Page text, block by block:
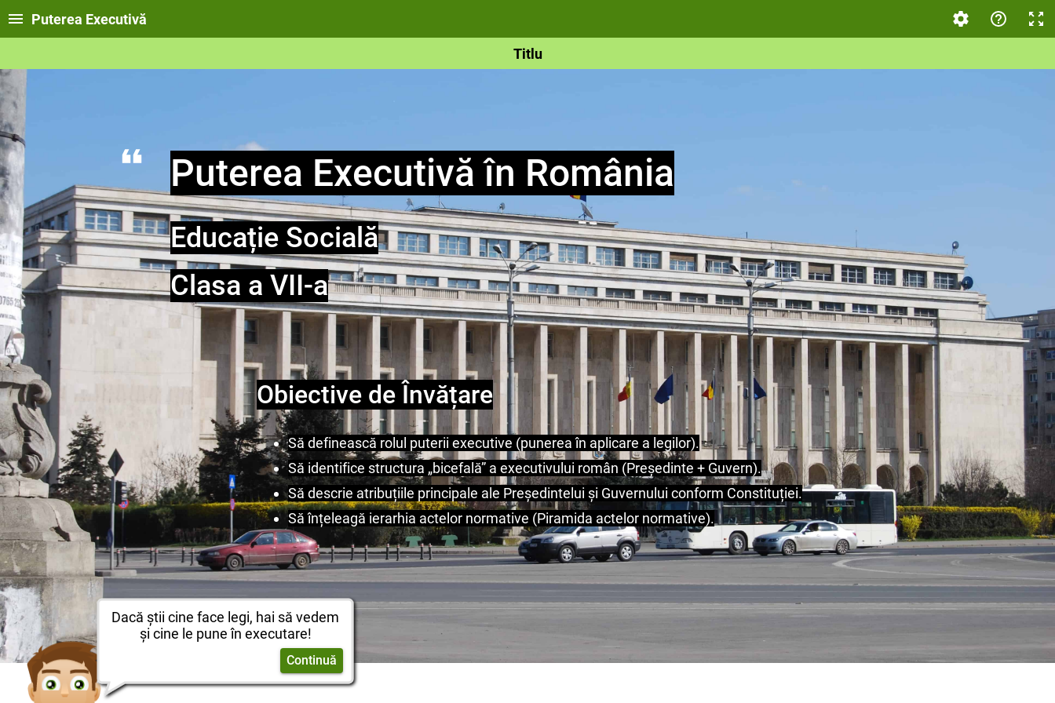
Dacă știi cine face legi, hai să vedem
și cine le pune în executare!
Continuă
Puterea Executivă
Titlu
Puterea Executivă în România
Educație Socială
Clasa a VII-a
Obiective de Învățare
Să definească rolul puterii executive (punerea în aplicare a legilor).
Să identifice structura „bicefală” a executivului român (Președinte + Guvern).
Să descrie atribuțiile principale ale Președintelui și Guvernului conform Constituției.
Să înțeleagă ierarhia actelor normative (Piramida actelor normative).